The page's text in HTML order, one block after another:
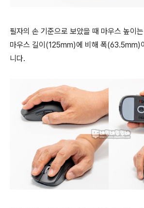
필자의 손 기준으로 보았을 때 마우스 높이
마우스 길이(125mm)에 비해 폭(63.5mm)
니다.